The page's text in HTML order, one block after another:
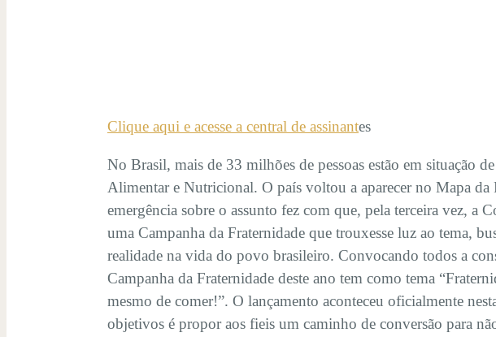
Clique aqui e acesse a central de assinantes
No Brasil, mais de 33 milhões de pessoas estão em situação
Alimentar e Nutricional. O país voltou a aparecer no Mapa da
emergência sobre o assunto fez com que, pela terceira vez, a
uma Campanha da Fraternidade que trouxesse luz ao tema,
realidade na vida do povo brasileiro. Convocando todos a
Campanha da Fraternidade deste ano tem como tema
mesmo de comer!”. O lançamento aconteceu oficialmente
objetivos é propor aos fieis um caminho de conversão para